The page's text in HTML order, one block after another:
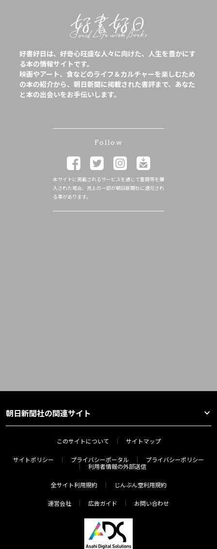
好書好日は、好奇心旺盛な人々に向けた、人生を豊かにす
る本の情報サイトです。
映画やアート、食などのライフ＆カルチャーを楽しむため
の本の紹介から、朝日新聞に掲載された書評まで、あなた
と本の出会いをお手伝いします。
Follow
本サイトに掲載されるサービスを通じて書籍等を購
入された場合、売上の一部が朝日新聞社に還元され
る事があります。
朝日新聞社の関連サイト
このサイトについて サイトマップ
サイトポリシー プライバシーポータル
プライバシーポリシー
利用者情報の外部送信
全サイト利用規約 じんぶん堂利用規約
運営会社 広告ガイド お問い合わせ